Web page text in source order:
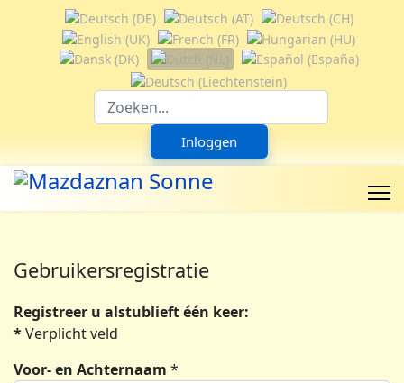
Selecteer de taal
Inloggen
Gebruikersregistratie
Registreer u alstublieft één keer:
*Verplicht veld
Voor- en Achternaam *